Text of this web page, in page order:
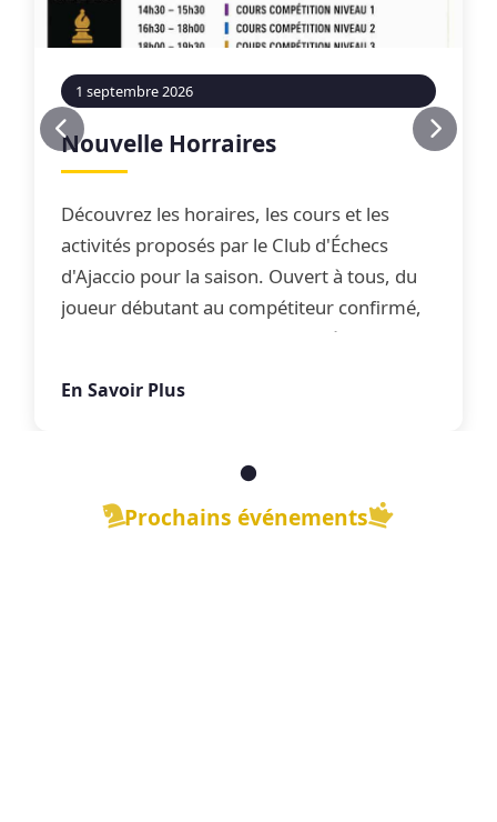
1 septembre 2026
Nouvelle Horraires
Découvrez les horaires, les cours et les
activités proposés par le Club d'Échecs
d'Ajaccio pour la saison. Ouvert à tous, du
joueur débutant au compétiteur confirmé,
le club propose une offre complète
de jeu libre dans une ambiance conviviale.
En Savoir Plus
Prochains événements